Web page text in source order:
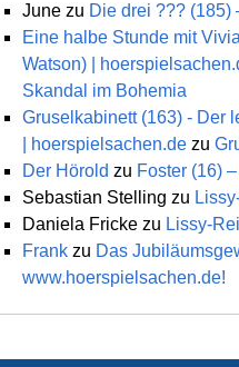
June zu Die drei ??? (185)
Eine halbe Stunde mit
Watson) |
Skandal im Bohemia
Gruselkabinett (163) - Der
| hoerspielsachen.de zu
Der Hörold zu Foster (16)
Sebastian Stelling zu
Daniela Fricke zu Lissy-
Frank zu Das
www.hoerspielsachen.de!